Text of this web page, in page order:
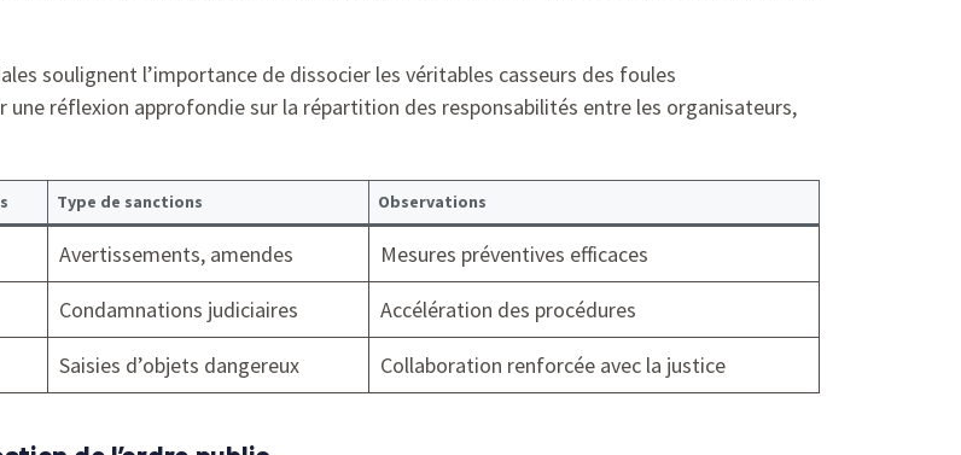
soulignent l’importance de dissocier les véritables casseurs des foules
réflexion approfondie sur la répartition des responsabilités entre les organisateurs,
Type de sanctions Observations
Avertissements, amendes
Mesures préventives efficaces
Condamnations judiciaires
Accélération des procédures
Saisies d’objets dangereux Collaboration renforcée avec la justice